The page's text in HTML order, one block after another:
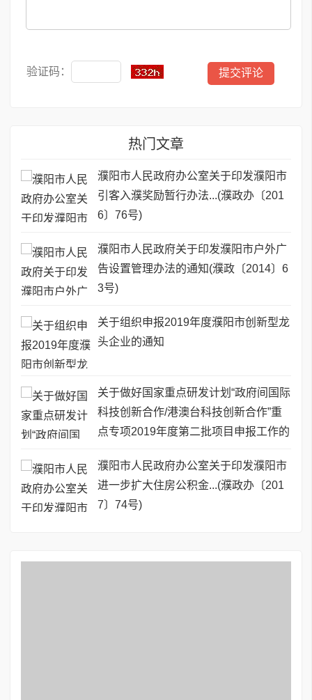
验证码：
热门文章
濮阳市人民政府办公室关于印发濮阳市
引客入濮奖励暂行办法...(濮政办〔201
6〕76号)
濮阳市人民政府关于印发濮阳市户外广
告设置管理办法的通知(濮政〔2014〕6
3号)
关于组织申报2019年度濮阳市创新型龙
头企业的通知
关于做好国家重点研发计划“政府间国际
科技创新合作/港澳台科技创新合作”重
点专项2019年度第二批项目申报工作的
濮阳市人民政府办公室关于印发濮阳市
进一步扩大住房公积金...(濮政办〔201
7〕74号)